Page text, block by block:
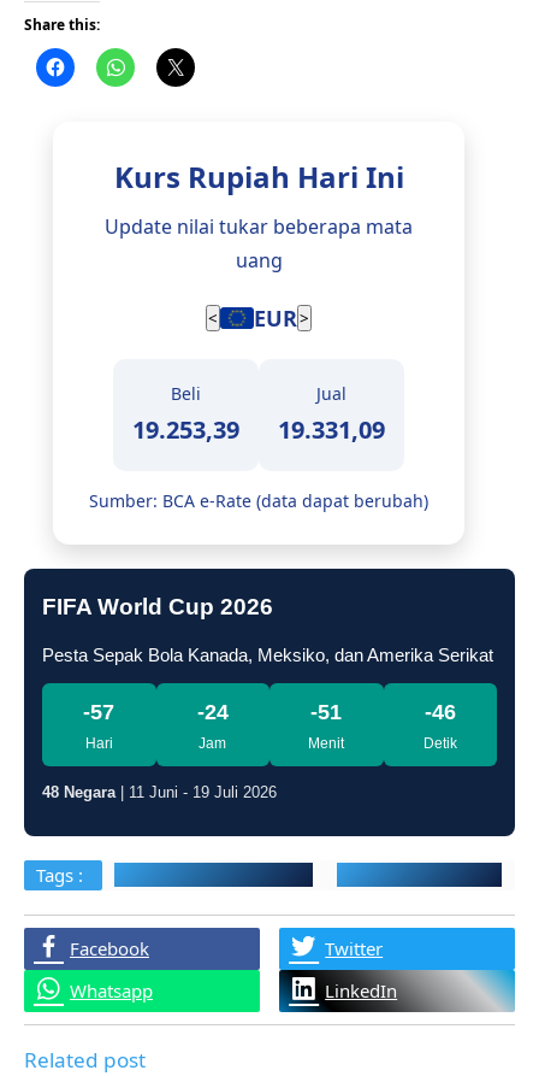
Share this:
Kurs Rupiah Hari Ini
Update nilai tukar beberapa mata
uang
< EUR>
Beli
19.253,39
Jual
19.331,09
Sumber: BCA e-Rate (data dapat berubah)
FIFA World Cup 2026
Pesta Sepak Bola Kanada, Meksiko, dan Amerika Serikat
-57
Hari
-24
Jam
-51
Menit
-47
Detik
48 Negara| 11 Juni - 19 Juli 2026
Tags :
Facebook
Twitter
Whatsapp
LinkedIn
Related post